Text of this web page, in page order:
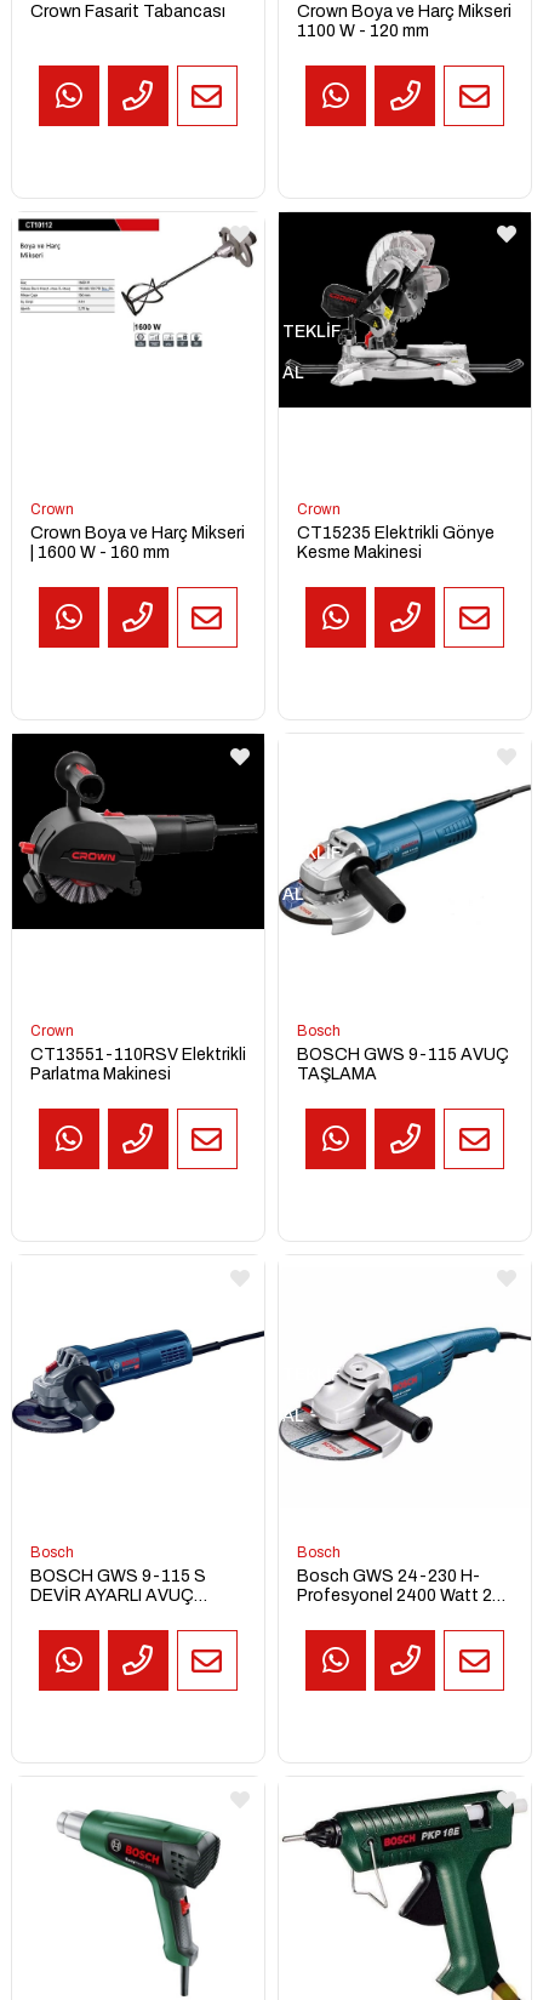
Crown Fasarit Tabancası
Crown Boya ve Harç Mikseri
1100 W - 120 mm
TEKLİF
AL
Crown
Crown Boya ve Harç Mikseri
| 1600 W - 160 mm
Crown
CT15235 Elektrikli Gönye
Kesme Makinesi
TEKLİF
AL
Crown
CT13551-110RSV Elektrikli
Parlatma Makinesi
Bosch
BOSCH GWS 9-115 AVUÇ
TAŞLAMA
TEKLİF
AL
Bosch
BOSCH GWS 9-115 S
DEVİR AYARLI AVUÇ
Bosch
Bosch GWS 24-230 H-
Profesyonel 2400 Watt 230
Makinası